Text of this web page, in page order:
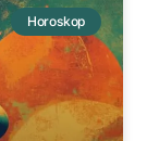
Horoskop